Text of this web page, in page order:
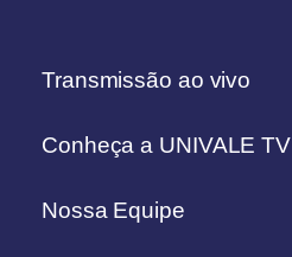
Transmissão ao vivo
Conheça a UNIVALE TV
Nossa Equipe